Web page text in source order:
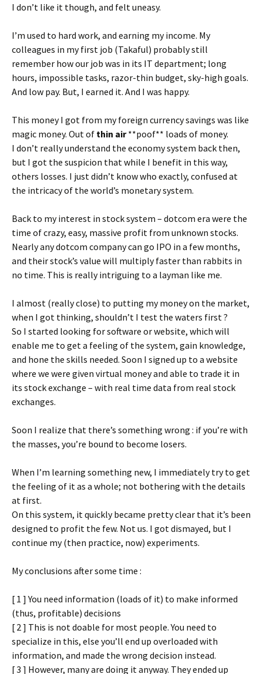
I don’t like it though, and felt uneasy.
I’m used to hard work, and earning my income. My
colleagues in my first job (Takaful) probably still
remember how our job was in its IT department; long
hours, impossible tasks, razor-thin budget, sky-high goals.
And low pay. But, I earned it. And I was happy.
This money I got from my foreign currency savings was like
magic money. Out of thin air**poof** loads of money.
I don’t really understand the economy system back then,
but I got the suspicion that while I benefit in this way,
others losses. I just didn’t know who exactly, confused at
the intricacy of the world’s monetary system.
Back to my interest in stock system – dotcom era were the
time of crazy, easy, massive profit from unknown stocks.
Nearly any dotcom company can go IPO in a few months,
and their stock’s value will multiply faster than rabbits in
no time. This is really intriguing to a layman like me.
I almost (really close) to putting my money on the market,
when I got thinking, shouldn’t I test the waters first ?
So I started looking for software or website, which will
enable me to get a feeling of the system, gain knowledge,
and hone the skills needed. Soon I signed up to a website
where we were given virtual money and able to trade it in
its stock exchange – with real time data from real stock
exchanges.
Soon I realize that there’s something wrong : if you’re with
the masses, you’re bound to become losers.
When I’m learning something new, I immediately try to get
the feeling of it as a whole; not bothering with the details
at first.
On this system, it quickly became pretty clear that it’s been
designed to profit the few. Not us. I got dismayed, but I
continue my (then practice, now) experiments.
My conclusions after some time :
[ 1 ] You need information (loads of it) to make informed
(thus, profitable) decisions
[ 2 ] This is not doable for most people. You need to
specialize in this, else you’ll end up overloaded with
information, and made the wrong decision instead.
[ 3 ] However, many are doing it anyway. They ended up